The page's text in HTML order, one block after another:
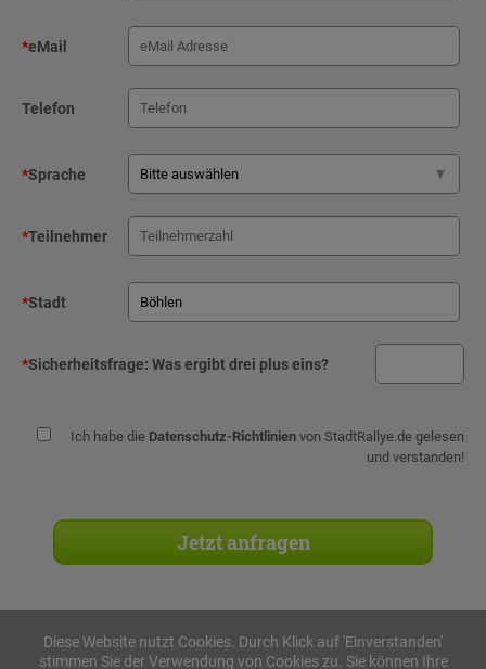
*eMail
Telefon
*Sprache
*Teilnehmer
*Stadt
*Sicherheitsfrage: Was ergibt drei plus eins?
Ich habe die Datenschutz-Richtlinien von StadtRallye.de gelesen
und verstanden!
Diese Website nutzt Cookies. Durch Klick auf 'Einverstanden'
stimmen Sie der Verwendung von Cookies zu. Sie können Ihre